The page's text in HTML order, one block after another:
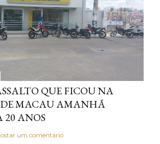
QUE FICOU NA
MACAU AMANHÃ
20 ANOS
um comentário